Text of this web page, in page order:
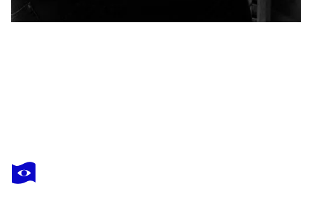
ALBINA URBANEK
Harmony